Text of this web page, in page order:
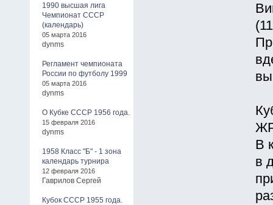
1990 высшая лига
Чемпионат СССР
(календарь)
05 марта 2016
dynms
Регламент чемпионата
России по футболу 1999
05 марта 2016
dynms
О Кубке СССР 1956 года.
15 февраля 2016
dynms
1958 Класс "Б" - 1 зона
календарь турнира
12 февраля 2016
Гаврилов Сергей
Кубок СССР 1955 года.
В
в